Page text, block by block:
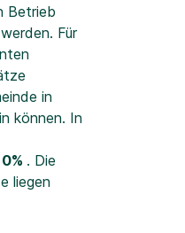
Betrieb
Für
in
können. In
. Die
liegen